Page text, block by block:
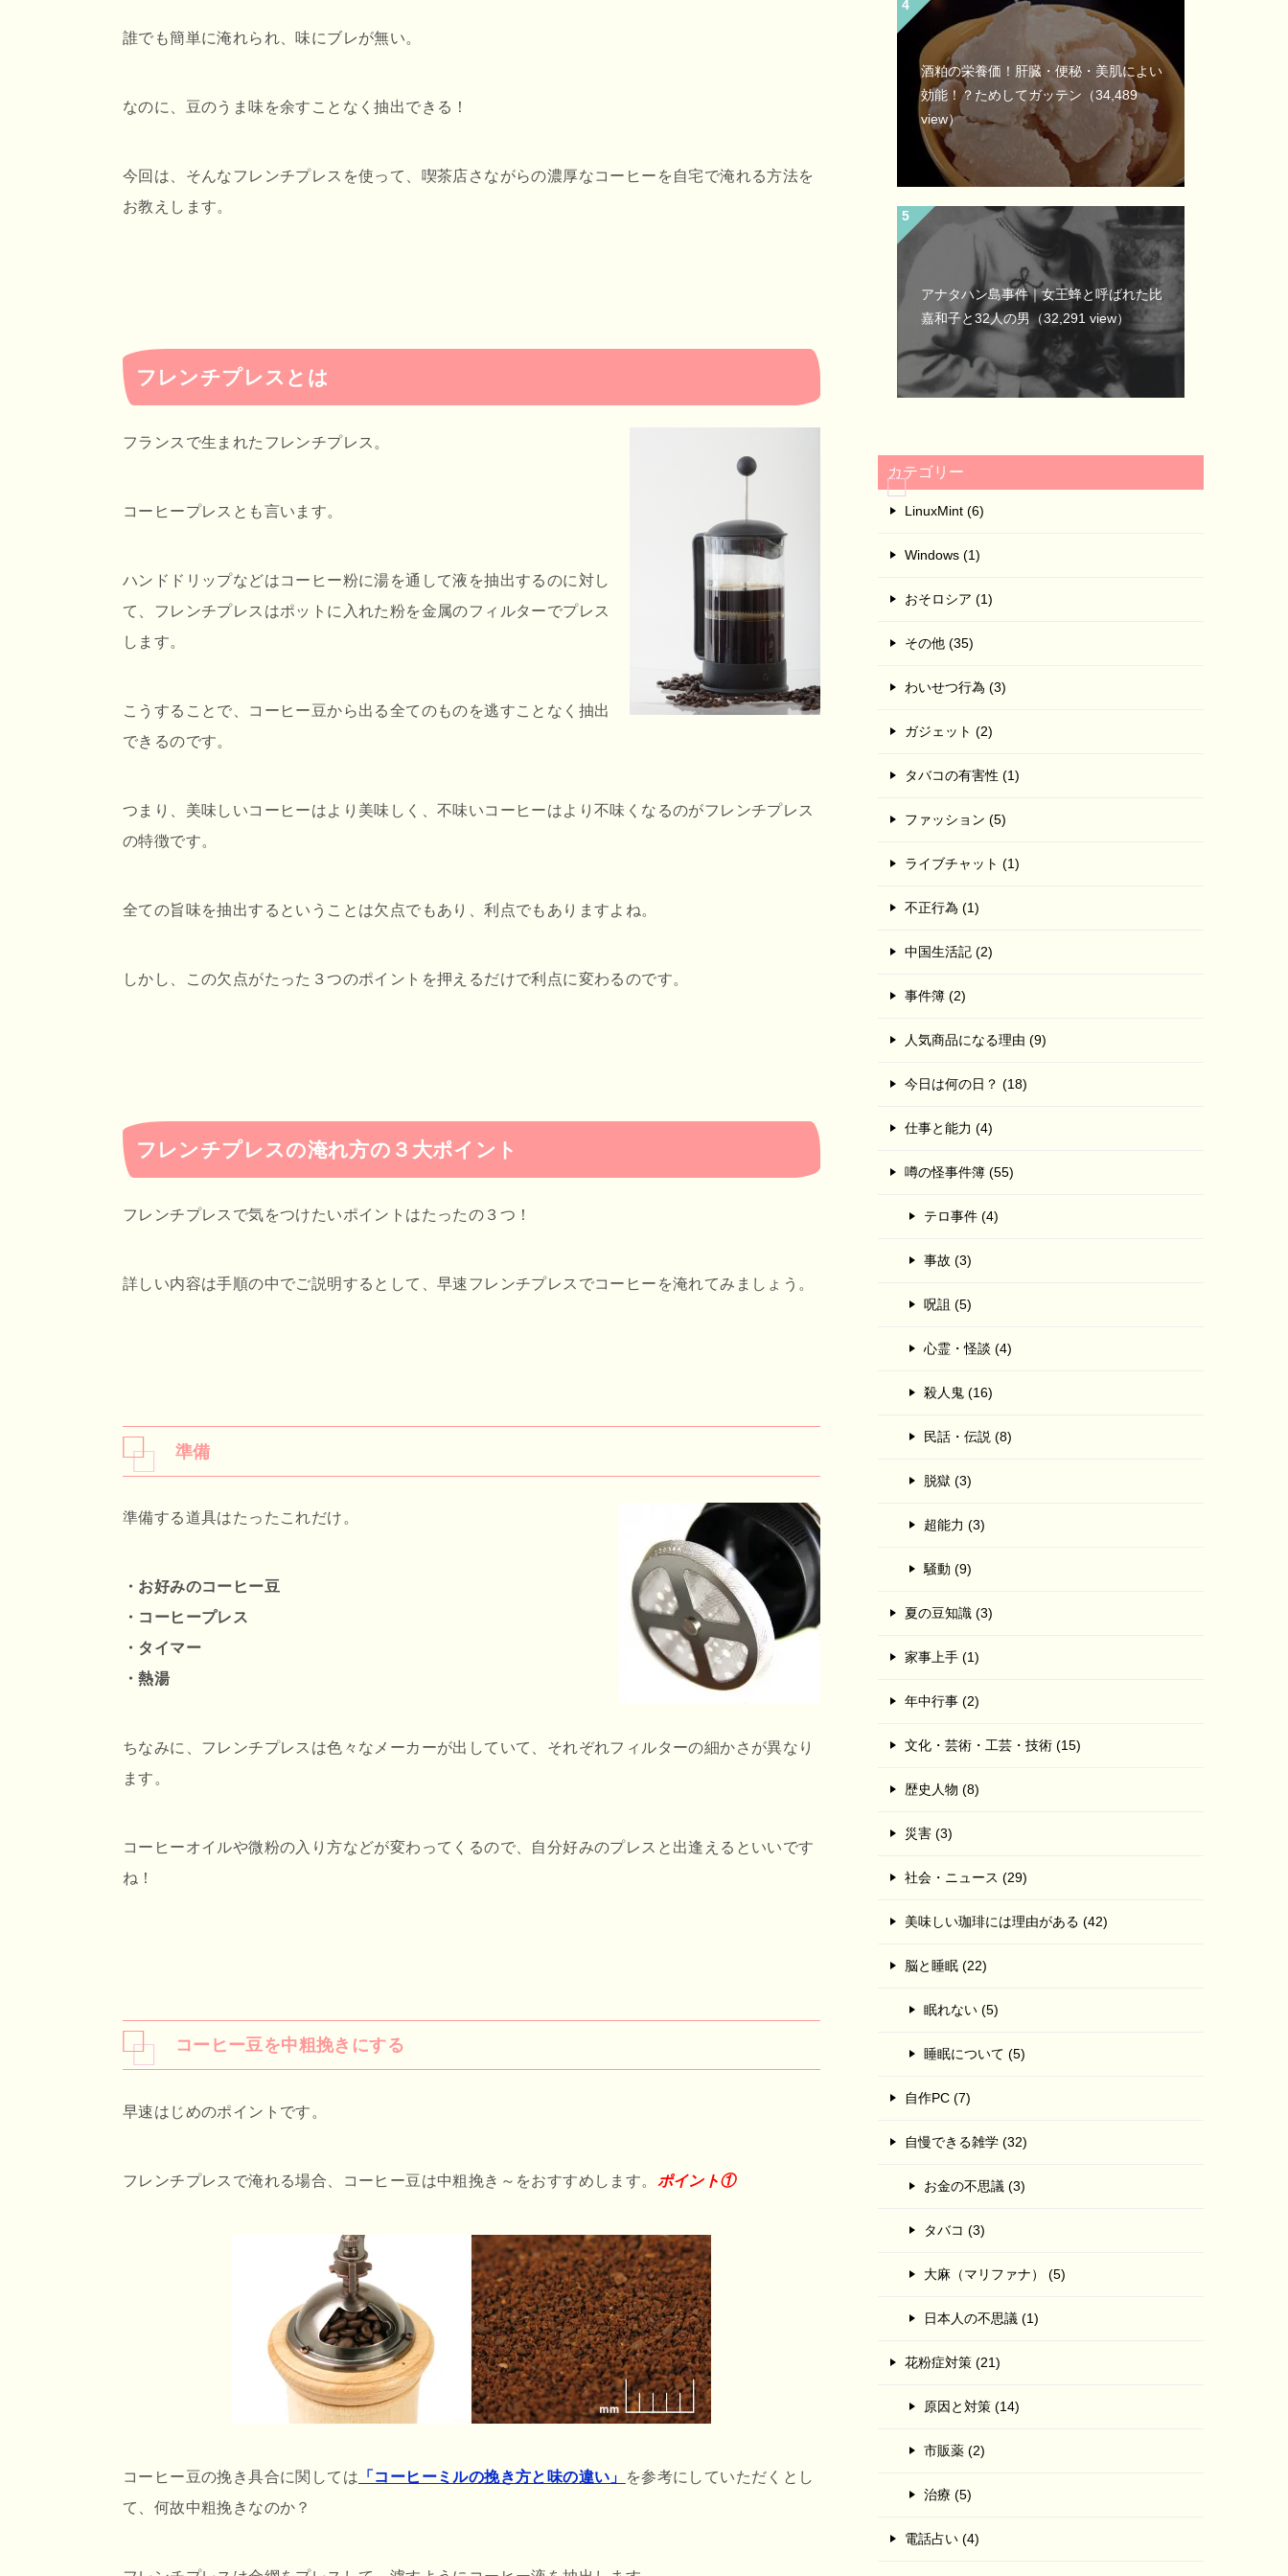
誰でも簡単に淹れられ、味にブレが無い。
なのに、豆のうま味を余すことなく抽出できる！
今回は、そんなフレンチプレスを使って、喫茶店さながらの濃厚なコーヒーを自宅で淹れる方法を
お教えします。
フレンチプレスとは
フランスで生まれたフレンチプレス。
コーヒープレスとも言います。
ハンドドリップなどはコーヒー粉に湯を通して液を抽出するのに対し
て、フレンチプレスはポットに入れた粉を金属のフィルターでプレス
します。
こうすることで、コーヒー豆から出る全てのものを逃すことなく抽出
できるのです。
つまり、美味しいコーヒーはより美味しく、不味いコーヒーはより不味くなるのがフレンチプレス
の特徴です。
全ての旨味を抽出するということは欠点でもあり、利点でもありますよね。
しかし、この欠点がたった３つのポイントを押えるだけで利点に変わるのです。
フレンチプレスの淹れ方の３大ポイント
フレンチプレスで気をつけたいポイントはたったの３つ！
詳しい内容は手順の中でご説明するとして、早速フレンチプレスでコーヒーを淹れてみましょう。
準備
準備する道具はたったこれだけ。
・お好みのコーヒー豆
・コーヒープレス
・タイマー
・熱湯
ちなみに、フレンチプレスは色々なメーカーが出していて、それぞれフィルターの細かさが異なり
ます。
コーヒーオイルや微粉の入り方などが変わってくるので、自分好みのプレスと出逢えるといいです
ね！
コーヒー豆を中粗挽きにする
早速はじめのポイントです。
フレンチプレスで淹れる場合、コーヒー豆は中粗挽き～をおすすめします。 ポイント①
コーヒー豆の挽き具合に関しては 「コーヒーミルの挽き方と味の違い」
を参考にしていただくとし
て、何故中粗挽きなのか？
酒粕の栄養価！肝臓・便秘・美肌によい
効能！？ためしてガッテン （34,489
view）
アナタハン島事件｜女王蜂と呼ばれた比
嘉和子と32人の男（32,291 view）
カテゴリー
LinuxMint (6)
Windows (1)
おそロシア (1)
その他 (35)
わいせつ行為 (3)
ガジェット (2)
タバコの有害性 (1)
ファッション (5)
ライブチャット (1)
不正行為 (1)
中国生活記 (2)
事件簿 (2)
人気商品になる理由 (9)
今日は何の日？ (18)
仕事と能力 (4)
噂の怪事件簿 (55)
テロ事件 (4)
事故 (3)
呪詛 (5)
心霊・怪談 (4)
殺人鬼 (16)
民話・伝説 (8)
脱獄 (3)
超能力 (3)
騒動 (9)
夏の豆知識 (3)
家事上手 (1)
年中行事 (2)
文化・芸術・工芸・技術 (15)
歴史人物 (8)
災害 (3)
社会・ニュース (29)
美味しい珈琲には理由がある (42)
脳と睡眠 (22)
眠れない (5)
睡眠について (5)
自作PC (7)
自慢できる雑学 (32)
お金の不思議 (3)
タバコ (3)
大麻（マリファナ） (5)
日本人の不思議 (1)
花粉症対策 (21)
原因と対策 (14)
市販薬 (2)
治療 (5)
電話占い (4)